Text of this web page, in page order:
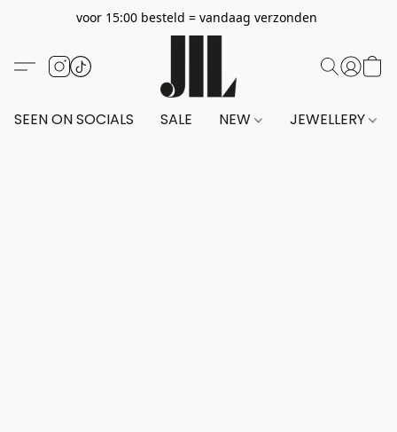
voor 15:00 besteld = vandaag verzonden
SEEN ON SOCIALS SALE NEW JEWELLERY